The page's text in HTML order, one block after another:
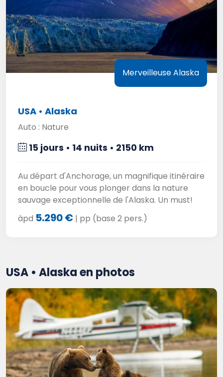
Merveilleuse Alaska
USA • Alaska
Auto : Nature
15 jours • 14 nuits • 2150 km
Au départ d'Anchorage, un magnifique itinéraire
en boucle pour vous plonger dans la nature
sauvage exceptionnelle de l'Alaska. Un must!
àpd 5.290 € | pp (base 2 pers.)
USA • Alaska en photos